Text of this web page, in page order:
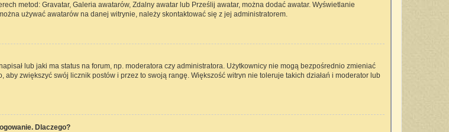
metod: Gravatar, Galeria awatarów, Zdalny awatar lub Prześlij awatar, można dodać awatar. Wyświetlanie
używać awatarów na danej witrynie, należy skontaktować się z jej administratorem.
lub jaki ma status na forum, np. moderatora czy administratora. Użytkownicy nie mogą bezpośrednio zmieniać
zwiększyć swój licznik postów i przez to swoją rangę. Większość witryn nie toleruje takich działań i moderator lub
Dlaczego?